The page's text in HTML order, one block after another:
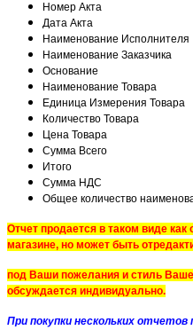
Номер Акта
Дата Акта
Наименование Исполнителя
Наименование Заказчика
Основание
Наименование Товара
Единица Измерения Товара
Количество Товара
Цена Товара
Сумма Всего
Итого
Сумма НДС
Общее количество
Отчет продается в таком виде как
магазине, но может быть
под Ваши пожелания и стиль
обсуждается индивидуально.
При покупки нескольких